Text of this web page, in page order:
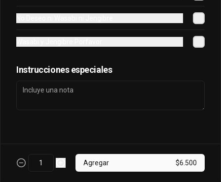
$7.800
Sake Oriental
Instrucciones especiales
Agregar $6.500